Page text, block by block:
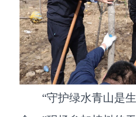
“守护绿水青山是